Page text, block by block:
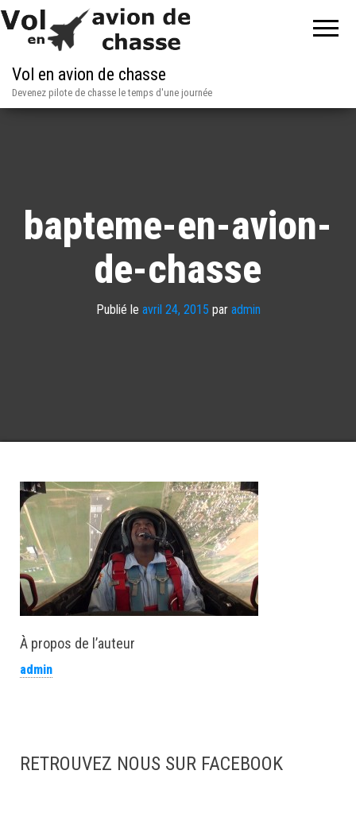
Vol en avion de chasse
Devenez pilote de chasse le temps d'une journée
bapteme-en-avion-
de-chasse
Publié le avril 24, 2015 par admin
À propos de l’auteur
admin
RETROUVEZ NOUS SUR FACEBOOK